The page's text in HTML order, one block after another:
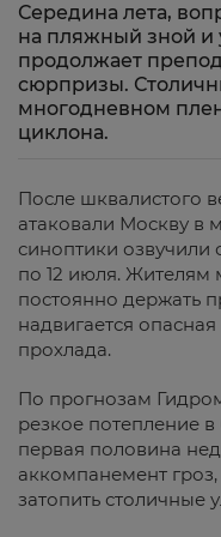
Середина лета,
на пляжный зной и
продолжает
сюрпризы.
многодневном
циклона.
После шквалистого
атаковали Москву в
синоптики озвучили
по 12 июля. Жителям
постоянно держать
надвигается
прохлада.
По прогнозам
резкое потепление
первая половина
аккомпанемент
затопить столичные